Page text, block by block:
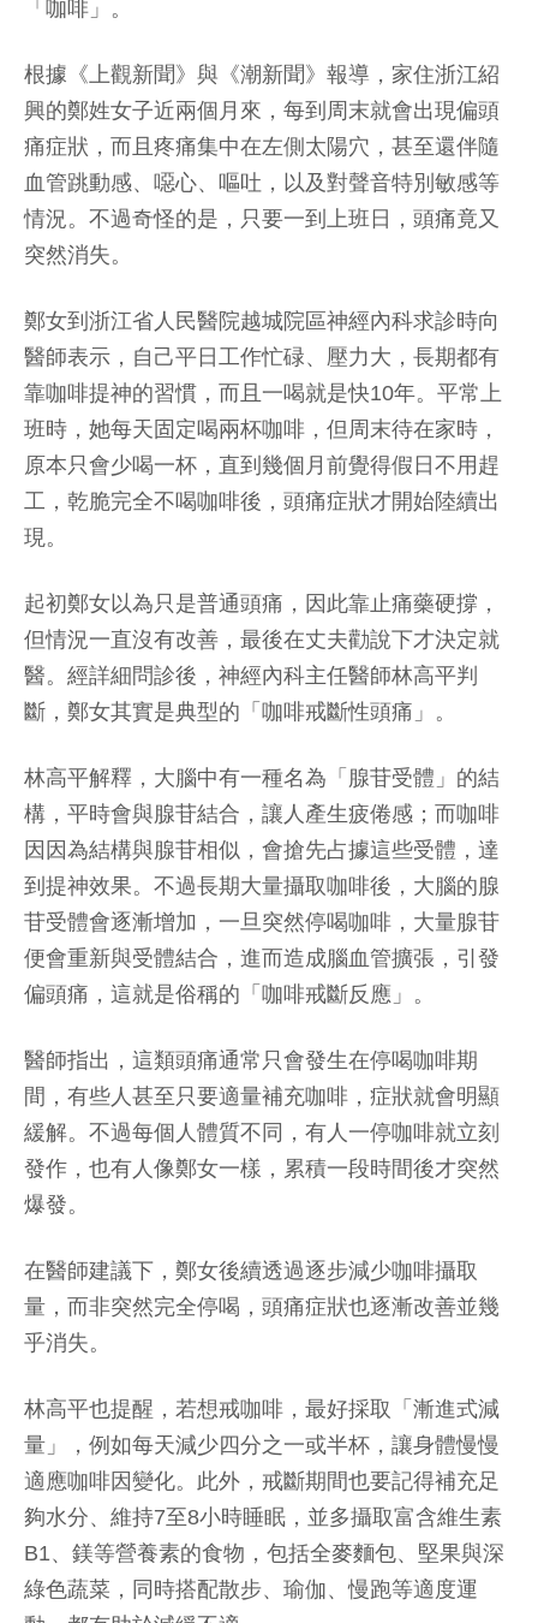
「咖啡」。
根據《上觀新聞》與《潮新聞》報導，家住浙江紹
興的鄭姓女子近兩個月來，每到周末就會出現偏頭
痛症狀，而且疼痛集中在左側太陽穴，甚至還伴隨
血管跳動感、噁心、嘔吐，以及對聲音特別敏感等
情況。不過奇怪的是，只要一到上班日，頭痛竟又
突然消失。
鄭女到浙江省人民醫院越城院區神經內科求診時向
醫師表示，自己平日工作忙碌、壓力大，長期都有
靠咖啡提神的習慣，而且一喝就是快10年。平常上
班時，她每天固定喝兩杯咖啡，但周末待在家時，
原本只會少喝一杯，直到幾個月前覺得假日不用趕
工，乾脆完全不喝咖啡後，頭痛症狀才開始陸續出
現。
起初鄭女以為只是普通頭痛，因此靠止痛藥硬撐，
但情況一直沒有改善，最後在丈夫勸說下才決定就
醫。經詳細問診後，神經內科主任醫師林高平判
斷，鄭女其實是典型的「咖啡戒斷性頭痛」。
林高平解釋，大腦中有一種名為「腺苷受體」的結
構，平時會與腺苷結合，讓人產生疲倦感；而咖啡
因因為結構與腺苷相似，會搶先占據這些受體，達
到提神效果。不過長期大量攝取咖啡後，大腦的腺
苷受體會逐漸增加，一旦突然停喝咖啡，大量腺苷
便會重新與受體結合，進而造成腦血管擴張，引發
偏頭痛，這就是俗稱的「咖啡戒斷反應」。
醫師指出，這類頭痛通常只會發生在停喝咖啡期
間，有些人甚至只要適量補充咖啡，症狀就會明顯
緩解。不過每個人體質不同，有人一停咖啡就立刻
發作，也有人像鄭女一樣，累積一段時間後才突然
爆發。
在醫師建議下，鄭女後續透過逐步減少咖啡攝取
量，而非突然完全停喝，頭痛症狀也逐漸改善並幾
乎消失。
林高平也提醒，若想戒咖啡，最好採取「漸進式減
量」，例如每天減少四分之一或半杯，讓身體慢慢
適應咖啡因變化。此外，戒斷期間也要記得補充足
夠水分、維持7至8小時睡眠，並多攝取富含維生素
B1、鎂等營養素的食物，包括全麥麵包、堅果與深
綠色蔬菜，同時搭配散步、瑜伽、慢跑等適度運